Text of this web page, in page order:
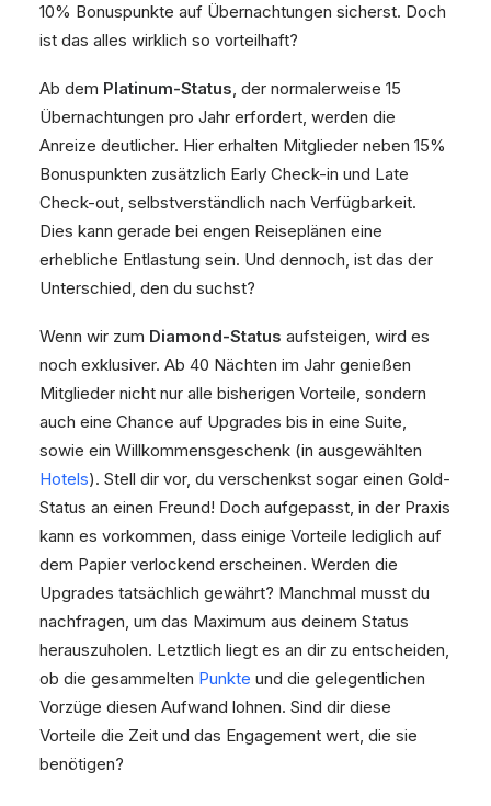
10% Bonuspunkte auf Übernachtungen sicherst. Doch
ist das alles wirklich so vorteilhaft?
Ab dem Platinum-Status, der normalerweise 15
Übernachtungen pro Jahr erfordert, werden die
Anreize deutlicher. Hier erhalten Mitglieder neben 15%
Bonuspunkten zusätzlich Early Check-in und Late
Check-out, selbstverständlich nach Verfügbarkeit.
Dies kann gerade bei engen Reiseplänen eine
erhebliche Entlastung sein. Und dennoch, ist das der
Unterschied, den du suchst?
Wenn wir zum Diamond-Status aufsteigen, wird es
noch exklusiver. Ab 40 Nächten im Jahr genießen
Mitglieder nicht nur alle bisherigen Vorteile, sondern
auch eine Chance auf Upgrades bis in eine Suite,
sowie ein Willkommensgeschenk (in ausgewählten
Hotels). Stell dir vor, du verschenkst sogar einen Gold-
Status an einen Freund! Doch aufgepasst, in der Praxis
kann es vorkommen, dass einige Vorteile lediglich auf
dem Papier verlockend erscheinen. Werden die
Upgrades tatsächlich gewährt? Manchmal musst du
nachfragen, um das Maximum aus deinem Status
herauszuholen. Letztlich liegt es an dir zu entscheiden,
ob die gesammelten Punkte und die gelegentlichen
Vorzüge diesen Aufwand lohnen. Sind dir diese
Vorteile die Zeit und das Engagement wert, die sie
benötigen?